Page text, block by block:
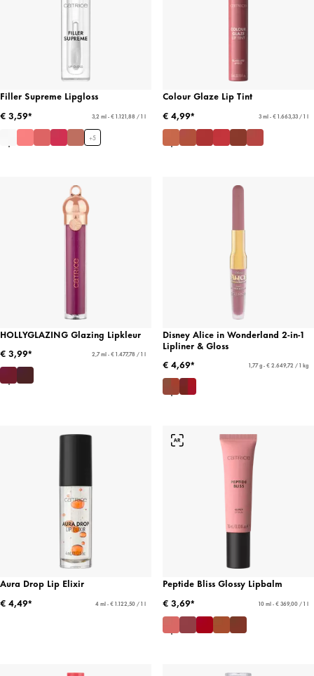
Filler Supreme Lipgloss
€ 3,59*
3,2 ml - € 1.121,88 / 1 l
+5
Colour Glaze Lip Tint
€ 4,99*
3 ml - € 1.663,33 / 1 l
HOLLYGLAZING Glazing Lipkleur
€ 3,99*
2,7 ml - € 1.477,78 / 1 l
Disney Alice in Wonderland 2-in-1
Lipliner & Gloss
€ 4,69*
1,77 g - € 2.649,72 / 1 kg
Aura Drop Lip Elixir
€ 4,49*
4 ml - € 1.122,50 / 1 l
Peptide Bliss Glossy Lipbalm
€ 3,69*
10 ml - € 369,00 / 1 l